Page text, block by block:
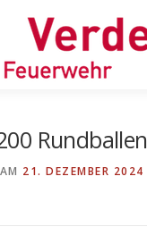
Rundballen
21. DEZEMBER 2024